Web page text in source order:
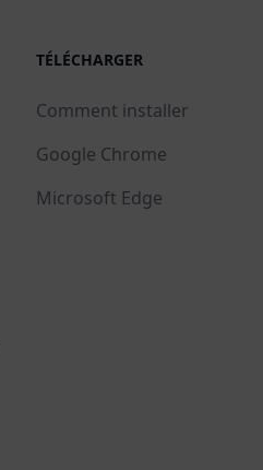
TÉLÉCHARGER
Comment installer
Google Chrome
Microsoft Edge